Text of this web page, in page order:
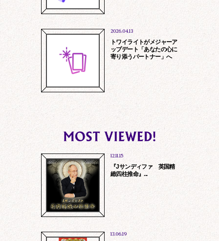
供を求められた場合
第三者の生命、身体、財産保護のため必
2026.04.13
トワイライトがメジャーア
ップデート「あなたの心に
寄り添うパートナー」へ
12.11.15
『Jサンディファ 英国精
緻四柱推命』...
13.06.19